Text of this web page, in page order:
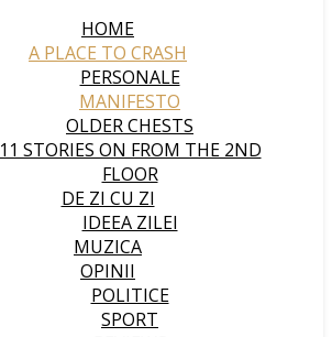
HOME
A PLACE TO CRASH
PERSONALE
MANIFESTO
OLDER CHESTS
11 STORIES ON FROM THE 2ND
FLOOR
DE ZI CU ZI
IDEEA ZILEI
MUZICA
OPINII
POLITICE
SPORT